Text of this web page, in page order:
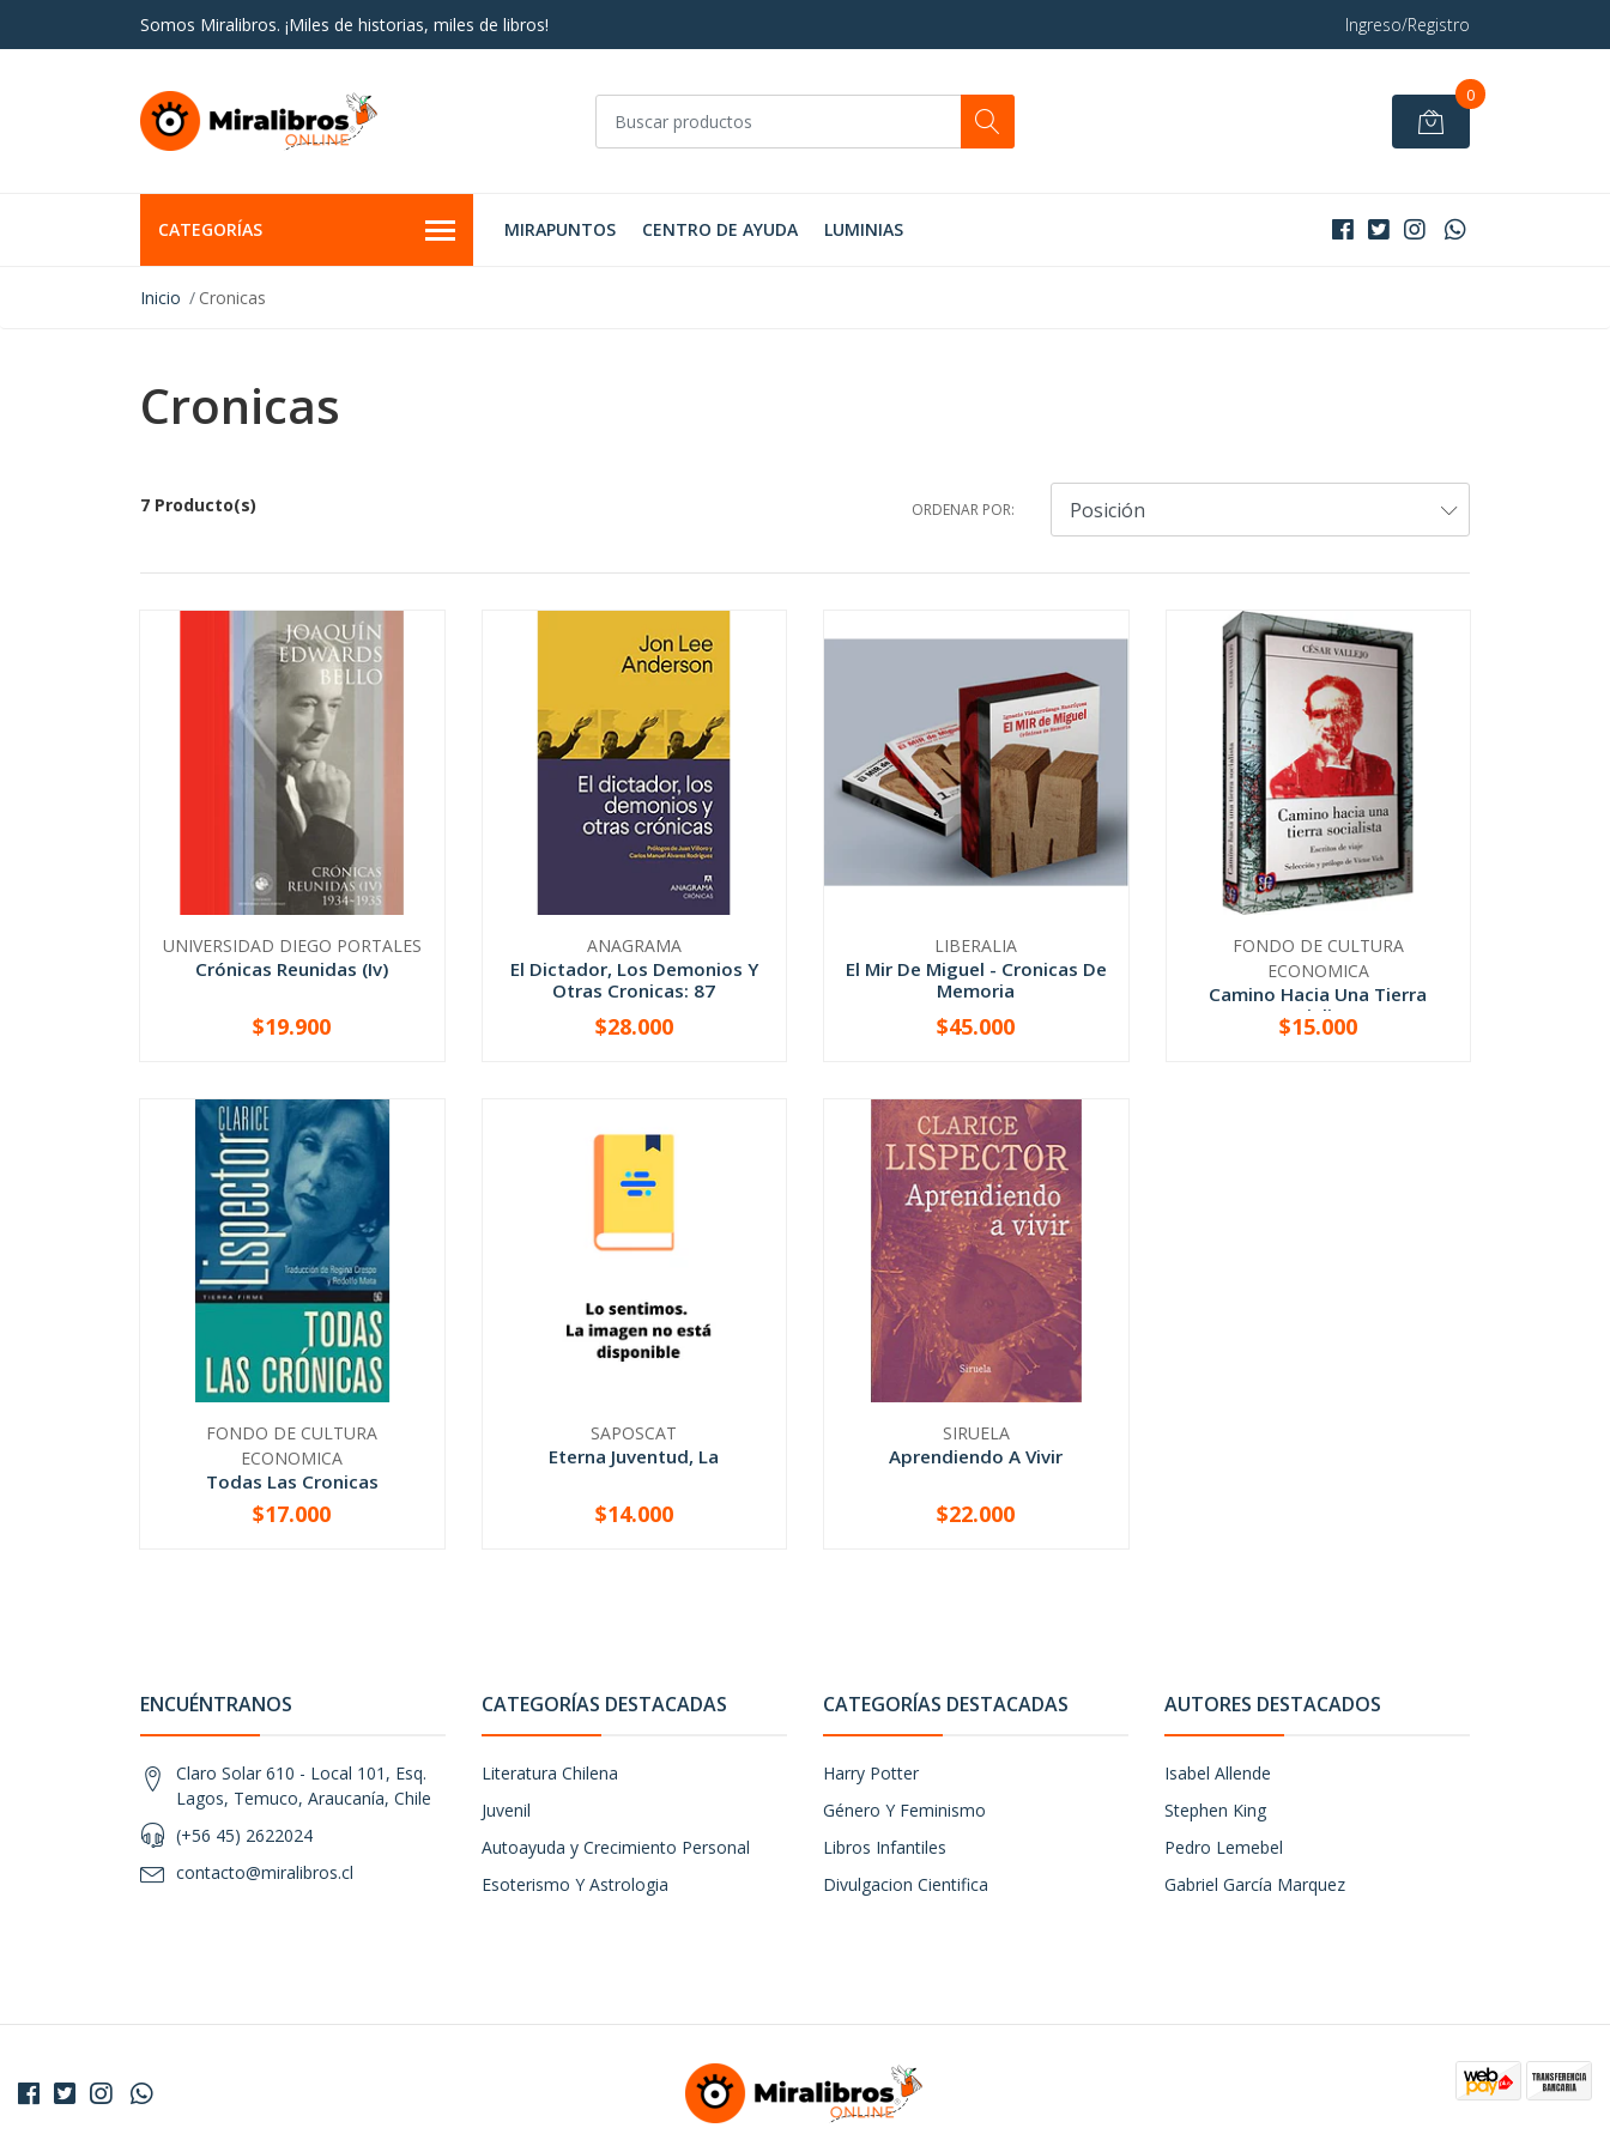
Somos Miralibros. ¡Miles de historias, miles de libros! Ingreso/Registro
0
CATEGORÍAS MIRAPUNTOS CENTRO DE AYUDA LUMINIAS
Inicio Cronicas
Cronicas
7 Producto(s) ORDENAR POR:
UNIVERSIDAD DIEGO PORTALES
Crónicas Reunidas (Iv)
+
$19.900
ANAGRAMA
El Dictador, Los Demonios Y
Otras Cronicas: 87
+
$28.000
LIBERALIA
El Mir De Miguel - Cronicas De
Memoria
+
$45.000
FONDO DE CULTURA
ECONOMICA
Camino Hacia Una Tierra
Socialista
+
$15.000
FONDO DE CULTURA
ECONOMICA
Todas Las Cronicas
+
$17.000
SAPOSCAT
Eterna Juventud, La
+
$14.000
SIRUELA
Aprendiendo A Vivir
+
$22.000
ENCUÉNTRANOS
Claro Solar 610 - Local 101, Esq.
Lagos, Temuco, Araucanía, Chile
(+56 45) 2622024
contacto@miralibros.cl
CATEGORÍAS DESTACADAS
Literatura Chilena
Juvenil
Autoayuda y Crecimiento Personal
Esoterismo Y Astrologia
CATEGORÍAS DESTACADAS
Harry Potter
Género Y Feminismo
Libros Infantiles
Divulgacion Cientifica
AUTORES DESTACADOS
Isabel Allende
Stephen King
Pedro Lemebel
Gabriel García Marquez